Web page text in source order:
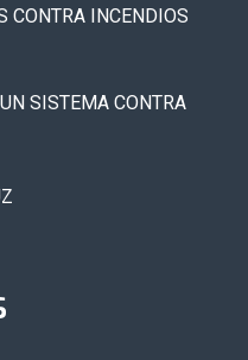
CONTRA INCENDIOS
SISTEMA CONTRA